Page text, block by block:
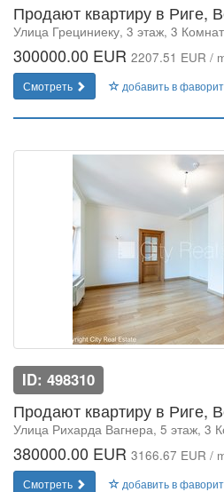
Продают квартиру в Риге,
Улица Грециниеку, 3 этаж, 3
300000.00 EUR 2207.51 EUR /
Смотреть добавить в
ID: 498310
Продают квартиру в Риге,
Улица Рихарда Вагнера, 5 этаж, 3
380000.00 EUR 3166.67 EUR /
Смотреть добавить в